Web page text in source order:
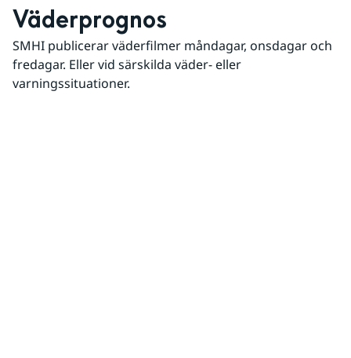
Väderprognos
SMHI publicerar väderfilmer måndagar, onsdagar och
fredagar. Eller vid särskilda väder- eller
varningssituationer.